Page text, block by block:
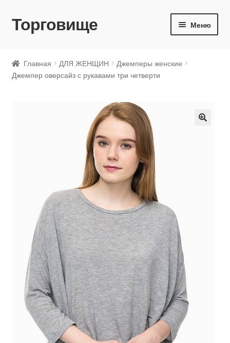
Перейти
Перейти
Торговище Меню
ДЛЯ МУЖЧИН
Главная ДЛЯ ЖЕНЩИН
Джемперы женские
Джемпер оверсайз с рукавами три четверти